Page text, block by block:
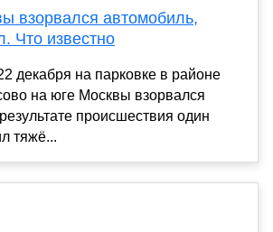
взорвался автомобиль,
Что известно
декабря на парковке в районе
на юге Москвы взорвался
происшествия один
тяжё...